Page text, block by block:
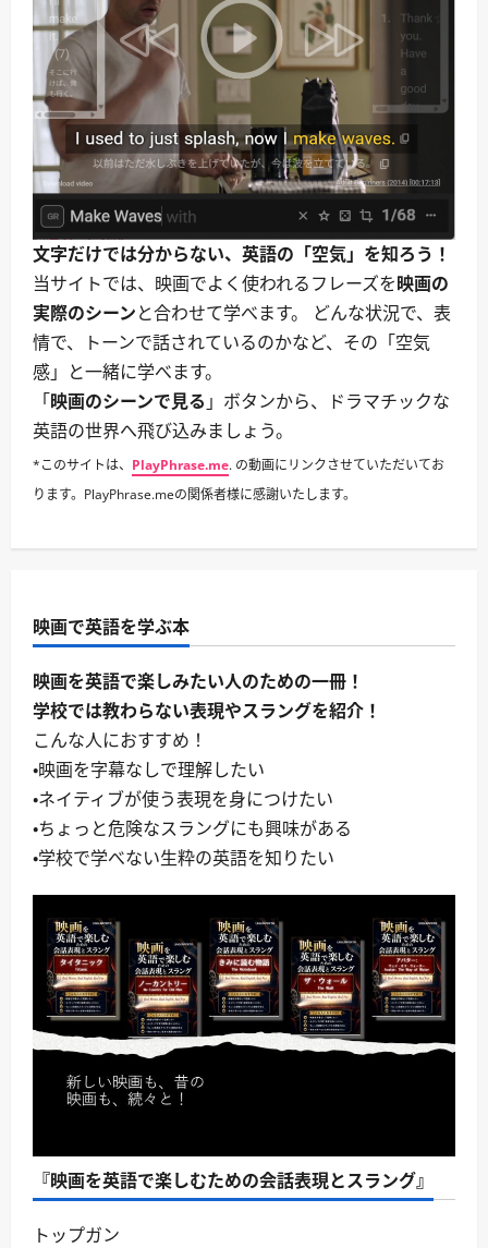
む
い
別
れ
の
挨
拶。
｜
別
れ
際・
出
発・
決
別
に
つ
い
て
さ
に
読
む
文字だけでは分からない、英語の「空気」を知ろう！
当サイトでは、映画でよく使われるフレーズを映画の
実際のシーンと合わせて学べます。 どんな状況で、表
情で、トーンで話されているのかなど、その「空気
感」と一緒に学べます。
「映画のシーンで見る 」ボタンから、ドラマチックな
英語の世界へ飛び込みましょう。
*このサイトは、 PlayPhrase.me. の動画にリンクさせていただいてお
ります。PlayPhrase.meの関係者様に感謝いたします。
映画で英語を学ぶ本
映画を英語で楽しみたい人のための一冊！
学校では教わらない表現やスラングを紹介！
こんな人におすすめ！
・映画を字幕なしで理解したい
・ネイティブが使う表現を身につけたい
・ちょっと危険なスラングにも興味がある
・学校で学べない生粋の英語を知りたい
『映画を英語で楽しむための会話表現とスラング』
トップガン